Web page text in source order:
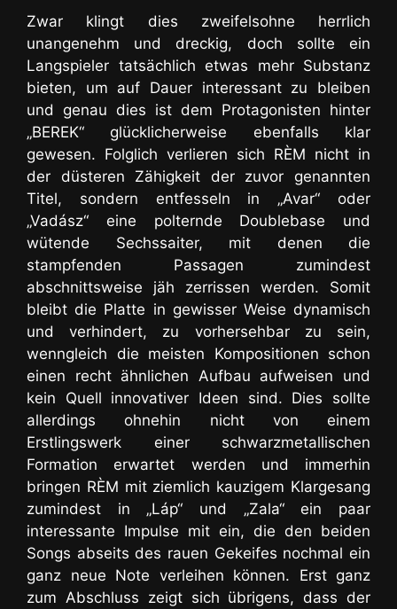
Zwar klingt dies zweifelsohne herrlich
unangenehm und dreckig, doch sollte ein
Langspieler tatsächlich etwas mehr Substanz
bieten, um auf Dauer interessant zu bleiben
und genau dies ist dem Protagonisten hinter
„BEREK“ glücklicherweise ebenfalls klar
gewesen. Folglich verlieren sich RÈM nicht in
der düsteren Zähigkeit der zuvor genannten
Titel, sondern entfesseln in „Avar“ oder
„Vadász“ eine polternde Doublebase und
wütende Sechssaiter, mit denen die
stampfenden Passagen zumindest
abschnittsweise jäh zerrissen werden. Somit
bleibt die Platte in gewisser Weise dynamisch
und verhindert, zu vorhersehbar zu sein,
wenngleich die meisten Kompositionen schon
einen recht ähnlichen Aufbau aufweisen und
kein Quell innovativer Ideen sind. Dies sollte
allerdings ohnehin nicht von einem
Erstlingswerk einer schwarzmetallischen
Formation erwartet werden und immerhin
bringen RÈM mit ziemlich kauzigem Klargesang
zumindest in „Láp“ und „Zala“ ein paar
interessante Impulse mit ein, die den beiden
Songs abseits des rauen Gekeifes nochmal ein
ganz neue Note verleihen können. Erst ganz
zum Abschluss zeigt sich übrigens, dass der